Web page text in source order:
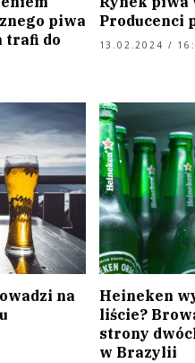
piwa
trafi do
Producenci
13.02.2024 /
na
Heineken
liście?
strony
w Brazylii